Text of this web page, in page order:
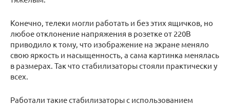
Конечно, телеки могли работать и без этих ящичков, но
любое отклонение напряжения в розетке от 220В
приводило к тому, что изображение на экране меняло
свою яркость и насыщенность, а сама картинка менялась
в размерах. Так что стабилизаторы стояли практически у
всех.
Работали такие стабилизаторы с использованием